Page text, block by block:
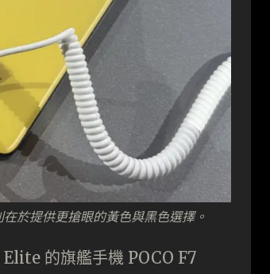
於提供更搶眼的黃色與黑色選擇。
的旗艦手機 POCO F7